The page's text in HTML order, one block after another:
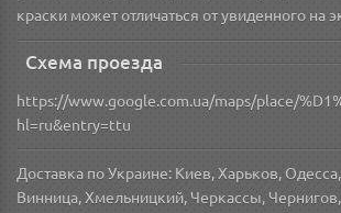
краски может отличаться от увиденного на
Схема проезда
https://www.google.com.ua/maps/place/
hl=ru&entry=ttu
Доставка по Украине: Киев, Харьков,
Винница, Хмельницкий, Черкассы,